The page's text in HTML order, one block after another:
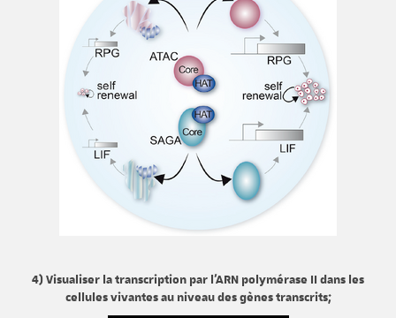
4) Visualiser la transcription par l'ARN polymérase II dans les
cellules vivantes au niveau des gènes transcrits;